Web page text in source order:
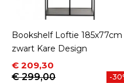
Bookshelf Loftie 185x77cm
zwart Kare Design
Prijs
€ 209,30
Normale prijs
€ 299,00
-